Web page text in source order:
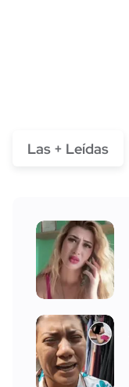
Las + Leídas